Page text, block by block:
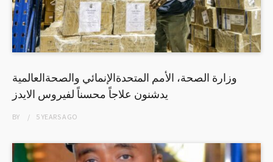
وزارة الصحة، الأمم المتحدةالإنمائي والصحةالعالمية
يدشنون علاجاً محسناً لفيروس الايدز
BY 5 YEARSAGO